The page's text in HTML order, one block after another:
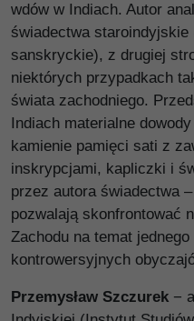
wdów w Indiach. Autor
świadectwa
sanskryckie), z drugiej
niektórych przypadkach
świata zachodniego.
Indiach materialne
kamienie pamięci sati z
inskrypcjami, kapliczki i
przez autora świadectwa
pozwalają skonfrontować
Zachodu na temat
kontrowersyjnych
Przemysław Szczurek −